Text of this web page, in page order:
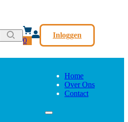
0
Inloggen
Home
Over Ons
Contact